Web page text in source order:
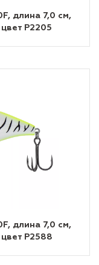
длина 7,0 см,
P2205
длина 7,0 см,
P2588